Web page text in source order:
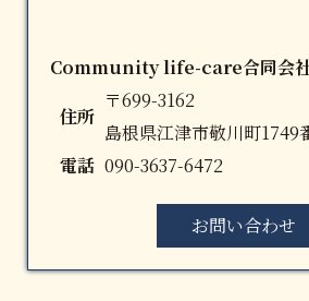
Community life-care合同会
住所
〒699-3162
島根県江津市敬川町1749
電話 090-3637-6472
お問い合わせ